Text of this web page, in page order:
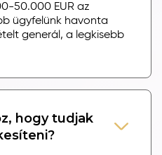
50.000 EUR az
ügyfelünk havonta
generál, a legkisebb
hogy tudjak